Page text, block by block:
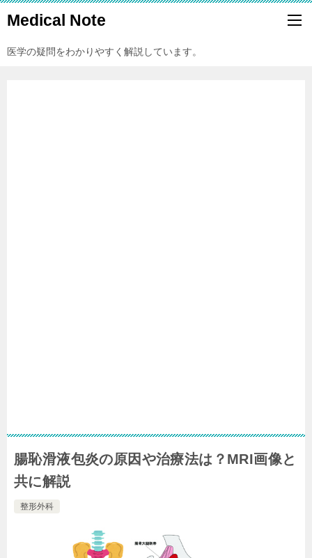
Medical Note
医学の疑問をわかりやすく解説しています。
腸恥滑液包炎の原因や治療法は？MRI画像と
共に解説
整形外科